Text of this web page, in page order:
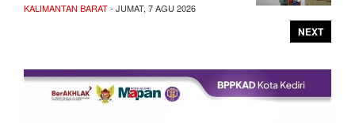
KALIMANTAN BARAT- JUMAT, 7 AGU 2026
NEXT